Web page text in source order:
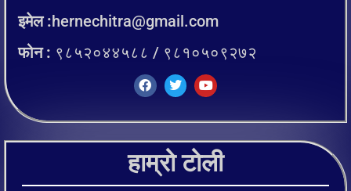
इमेल :hernechitra@gmail.com
फोन : ९८५२०४४५८८ / ९८१०५०९२७२
हाम्रो टोली